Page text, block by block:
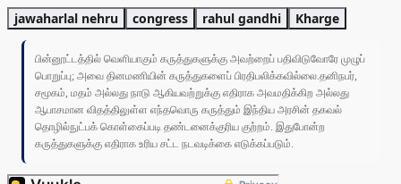
jawaharlal nehru congress rahul gandhi Kharge
பின்னூட்டத்தில் வெளியாகும் கருத்துகளுக்கு அவற்றைப் பதிவிடுவோரே முழுப்
பொறுப்பு; அவை தினமணியின் கருத்துகளைப் பிரதிபலிக்கவில்லை.தனிநபர்,
சமூகம், மதம் அல்லது நாடு ஆகியவற்றுக்கு எதிராக அவமதிக்கிற அல்லது
ஆபாசமான விதத்திலுள்ள எந்தவொரு கருத்தும் இந்திய அரசின் தகவல்
தொழில்நுட்பக் கொள்கைப்படி தண்டனைக்குரிய குற்றம். இதுபோன்ற
கருத்துகளுக்கு எதிராக உரிய சட்ட நடவடிக்கை எடுக்கப்படும்.